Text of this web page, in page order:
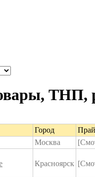
ТНП,
Город
Москва
Красноярск